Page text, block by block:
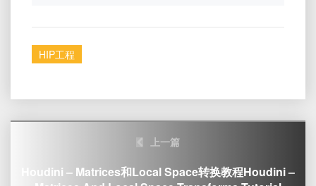
HIP工程
上一篇
Houdini – Matrices和Local Space转换教程Houdini –